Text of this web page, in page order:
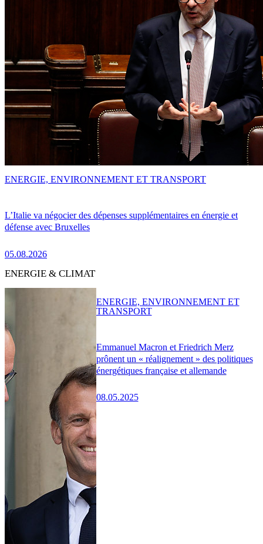
L’Italie va négocier des dépenses supplémentaires en énergie et
défense avec Bruxelles
05.08.2026
ENERGIE, ENVIRONNEMENT ET TRANSPORT
ENERGIE & CLIMAT
Emmanuel Macron et Friedrich Merz
prônent un « réalignement » des politiques
énergétiques française et allemande
08.05.2025
ENERGIE, ENVIRONNEMENT ET
TRANSPORT